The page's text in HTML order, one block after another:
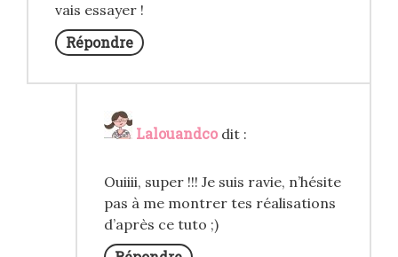
vais essayer !
Répondre
Lalouandco dit :
Ouiiii, super !!! Je suis ravie, n’hésite
pas à me montrer tes réalisations
d’après ce tuto ;)